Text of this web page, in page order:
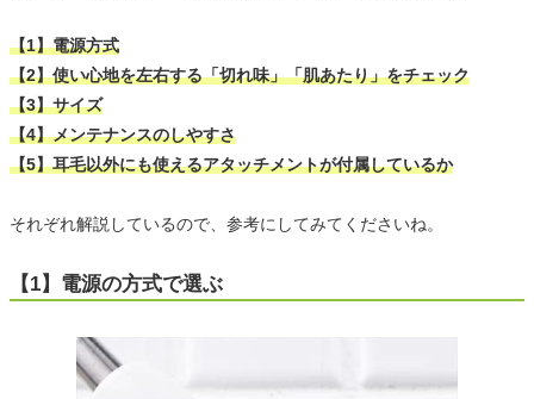
【1】電源方式
【2】使い心地を左右する「切れ味」「肌あたり」をチェック
【3】サイズ
【4】メンテナンスのしやすさ
【5】耳毛以外にも使えるアタッチメントが付属しているか
それぞれ解説しているので、参考にしてみてくださいね。
【1】電源の方式で選ぶ